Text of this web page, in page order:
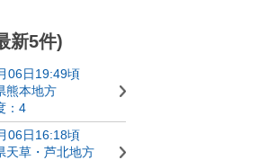
新5件)
06日19:49頃
熊本地方
：4
06日16:18頃
天草・芦北地方